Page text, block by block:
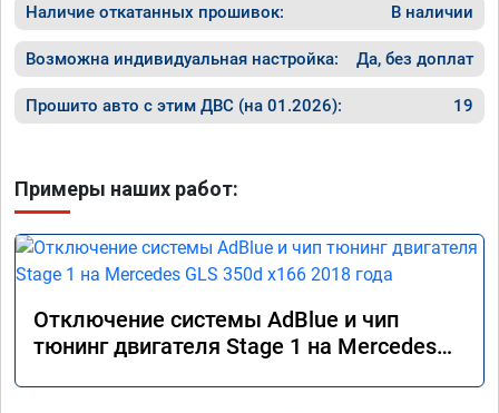
Наличие откатанных прошивок: В наличии
Возможна индивидуальная настройка: Да, без доплат
Прошито авто с этим ДВС (на 01.2026): 19
Примеры наших работ:
Отключение системы AdBlue и чип
тюнинг двигателя Stage 1 на Mercedes